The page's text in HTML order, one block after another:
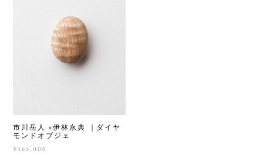
市川岳人 ×伊林永典 ｜ダイヤ
モンドオブジェ
¥165,000